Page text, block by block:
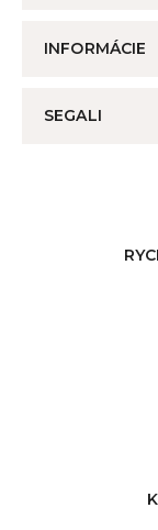
INFORMÁCIE
SEGALI